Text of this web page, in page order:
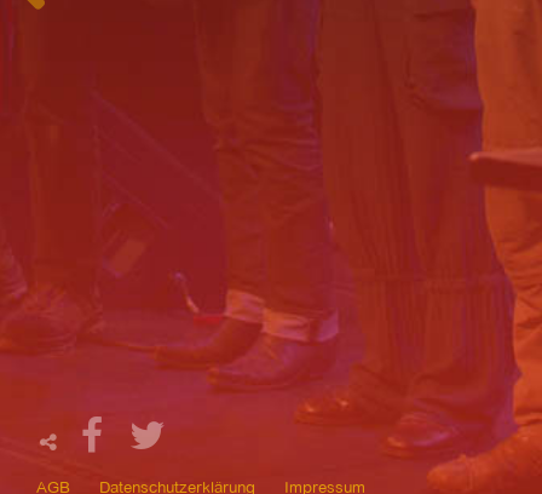
AGB Datenschutzerklärung Impressum